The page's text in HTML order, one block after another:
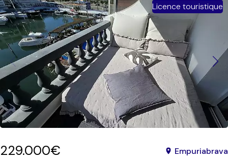
Licence touristique
229.000€ Empuriabrava